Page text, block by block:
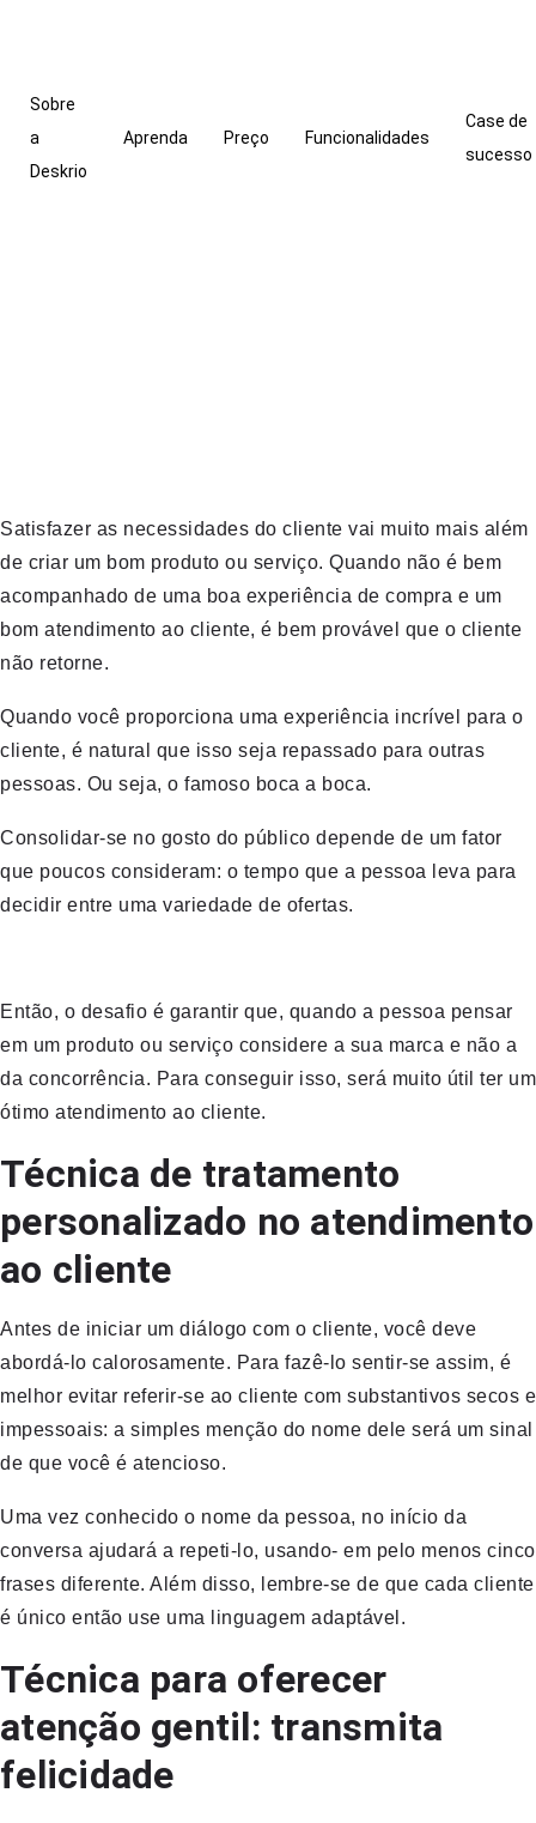
Sobre
a
Deskrio
Aprenda Preço Funcionalidades
Case de
sucesso
Satisfazer as necessidades do cliente vai muito mais além
de criar um bom produto ou serviço. Quando não é bem
acompanhado de uma boa experiência de compra e um
bom atendimento ao cliente, é bem provável que o cliente
não retorne.
Quando você proporciona uma experiência incrível para o
cliente, é natural que isso seja repassado para outras
pessoas. Ou seja, o famoso boca a boca.
Consolidar-se no gosto do público depende de um fator
que poucos consideram: o tempo que a pessoa leva para
decidir entre uma variedade de ofertas.
Então, o desafio é garantir que, quando a pessoa pensar
em um produto ou serviço considere a sua marca e não a
da concorrência. Para conseguir isso, será muito útil ter um
ótimo atendimento ao cliente.
Técnica de tratamento
personalizado no atendimento
ao cliente
Antes de iniciar um diálogo com o cliente, você deve
abordá-lo calorosamente. Para fazê-lo sentir-se assim, é
melhor evitar referir-se ao cliente com substantivos secos e
impessoais: a simples menção do nome dele será um sinal
de que você é atencioso.
Uma vez conhecido o nome da pessoa, no início da
conversa ajudará a repeti-lo, usando- em pelo menos cinco
frases diferente. Além disso, lembre-se de que cada cliente
é único então use uma linguagem adaptável.
Técnica para oferecer
atenção gentil: transmita
felicidade